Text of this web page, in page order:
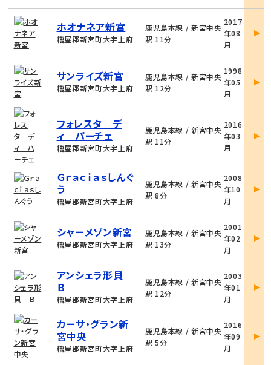
ホオナネア新宮
糟屋郡新宮町大字上府
鹿児島本線 / 新宮中央
駅 11分
2017
年08
月
詳
サンライズ新宮
糟屋郡新宮町大字上府
鹿児島本線 / 新宮中央
駅 12分
1998
年05
月
詳
フォレスタ デ
ィ パーチェ
糟屋郡新宮町大字上府
鹿児島本線 / 新宮中央
駅 11分
2016
年03
月
詳
Ｇｒａｃｉａｓしんぐ
う
糟屋郡新宮町大字上府
鹿児島本線 / 新宮中央
駅 8分
2008
年10
月
詳
シャーメゾン新宮
糟屋郡新宮町大字上府
鹿児島本線 / 新宮中央
駅 13分
2001
年02
月
詳
アンシェラ形貝
Ｂ
糟屋郡新宮町大字上府
鹿児島本線 / 新宮中央
駅 12分
2003
年01
月
詳
カーサ・グラン新
宮中央
糟屋郡新宮町大字上府
鹿児島本線 / 新宮中央
駅 5分
2016
年09
月
詳